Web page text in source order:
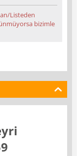
Listeden
bizimle